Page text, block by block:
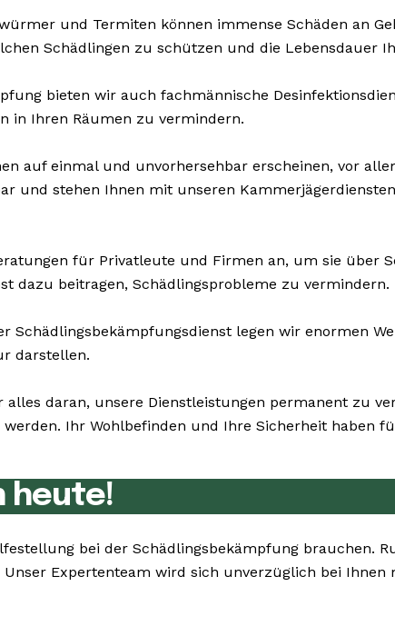
und Termiten können immense Schäden an
Schädlingen zu schützen und die Lebensdauer
bieten wir auch fachmännische
in Ihren Räumen zu vermindern.
auf einmal und unvorhersehbar erscheinen, vor
und stehen Ihnen mit unseren
für Privatleute und Firmen an, um sie über
dazu beitragen, Schädlingsprobleme zu vermindern.
Schädlingsbekämpfungsdienst legen wir enormen
darstellen.
alles daran, unsere Dienstleistungen permanent zu
Ihr Wohlbefinden und Ihre Sicherheit haben
heute!
bei der Schädlingsbekämpfung brauchen.
Expertenteam wird sich unverzüglich bei